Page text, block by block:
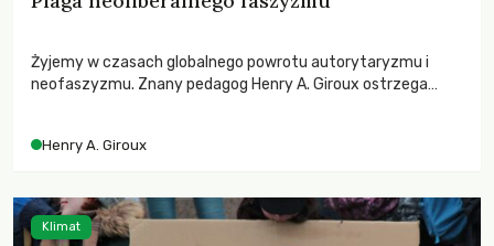
Żyjemy w czasach globalnego powrotu autorytaryzmu i
neofaszyzmu. Znany pedagog Henry A. Giroux ostrzega
wychowają świadomych obywateli?
Henry A. Giroux
Klimat